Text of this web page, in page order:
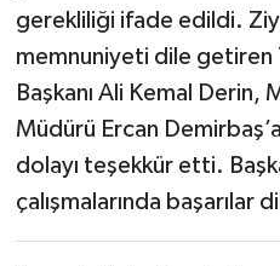
gerekliliği ifade edildi.
memnuniyeti dile getiren
Başkanı Ali Kemal Derin,
Müdürü Ercan
dolayı teşekkür etti.
çalışmalarında başarılar